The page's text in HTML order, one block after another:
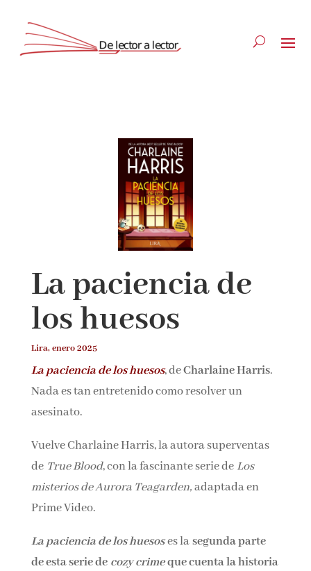
La paciencia de
los huesos
Lira, enero 2025
La paciencia de los huesos, deCharlaine
Harris. Nada es tan entretenido como resolver
un asesinato.
Vuelve Charlaine Harris, la autora superventas
de True Blood, con la fascinante serie de Los
misterios de Aurora Teagarden, adaptada en
Prime Video.
La paciencia de los huesos es la segunda parte
de esta serie de cozy crimeque cuenta la
¡Suscríbete y No Te Pierdas Nada!
Únete a nuestra comunidad de amantes de la
literatura y recibe las últimas noticias y reseñas
directamente en tu bandeja de entrada.
Nombre*
Email*
de privacidad